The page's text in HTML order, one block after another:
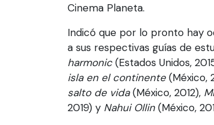
Cinema Planeta.
Indicó que por lo pronto hay
a sus respectivas guías de
harmonic(Estados Unidos,
isla en el continente(México,
salto de vida(México, 2012),
2019) y Nahui Ollin(México,